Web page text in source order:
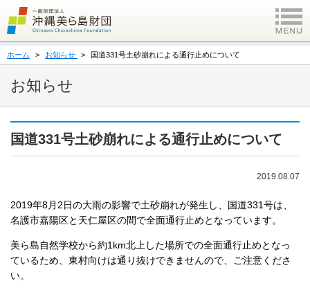
ホーム お知らせ 国道331号土砂崩れによる通行止めについて
お知らせ
国道331号土砂崩れによる通行止めについて
2019.08.07
2019年8月2日の大雨の影響で土砂崩れが発生し、国道331号は、
名護市嘉陽区と天仁屋区の間で全面通行止めとなっています。
美ら島自然学校から約1km北上した場所での全面通行止めとなっ
ているため、東村向けは通り抜けできませんので、ご注意くださ
い。